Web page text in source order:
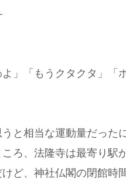
よ」「もうクタクタ」「
と相当な運動量だっ
ろ、法隆寺は最寄り駅
ど、神社仏閣の閉館時